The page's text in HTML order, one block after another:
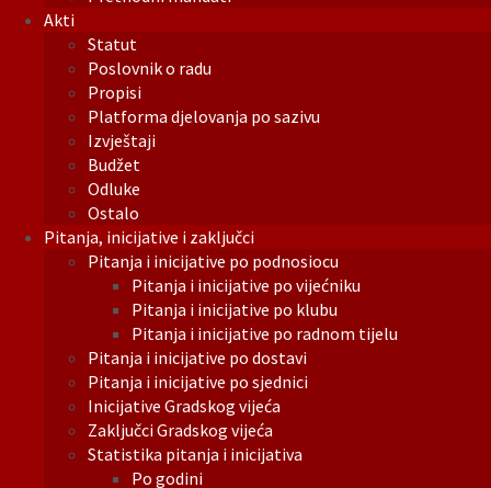
Akti
Statut
Poslovnik o radu
Propisi
Platforma djelovanja po sazivu
Izvještaji
Budžet
Odluke
Ostalo
Pitanja, inicijative i zaključci
Pitanja i inicijative po podnosiocu
Pitanja i inicijative po vijećniku
Pitanja i inicijative po klubu
Pitanja i inicijative po radnom tijelu
Pitanja i inicijative po dostavi
Pitanja i inicijative po sjednici
Inicijative Gradskog vijeća
Zaključci Gradskog vijeća
Statistika pitanja i inicijativa
Po godini